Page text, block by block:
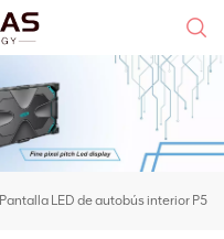
Pantalla LED de autobús interior P5